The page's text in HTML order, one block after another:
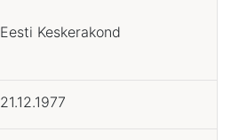
Eesti Keskerakond
21.12.1977